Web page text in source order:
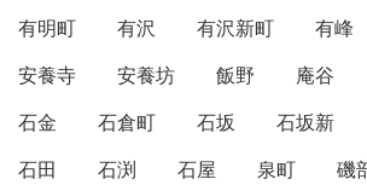
有明町
有沢 有沢新町 有峰
安養寺
安養坊 飯野 庵谷
石金
石倉町 石坂 石坂新
石田
石渕 石屋 泉町 磯